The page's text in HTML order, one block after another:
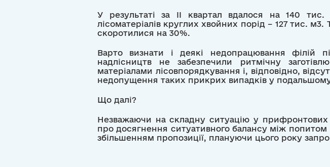
У результаті за ІІ квартал вдалося на 140
лісоматеріалів круглих хвойних порід – 127 тис.
скоротилися на 30%.
Варто визнати і деякі недопрацювання філій
надлісництв не забезпечили ритмічну
матеріалами лісовпорядкування і, відповідно,
недопущення таких прикрих випадків у
Що далі?
Незважаючи на складну ситуацію у прифронтових
про досягнення ситуативного балансу між
збільшенням пропозиції, плануючи цього року